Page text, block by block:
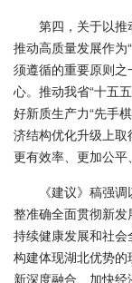
第四，关于以
推动高质量发展作为
须遵循的重要原则
心。推动我省“十五
好新质生产力“先手
济结构优化升级上取
更有效率、更加公平
《建议》稿强
整准确全面贯彻新
持续健康发展和社
构建体现湖北优势
新深度融合、加快